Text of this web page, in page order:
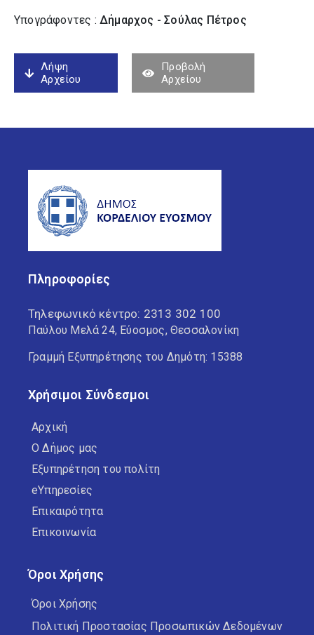
Υπογράφοντες : Δήμαρχος - Σούλας Πέτρος
Λήψη
Αρχείου
Προβολή
Αρχείου
Πληροφορίες
Τηλεφωνικό κέντρο: 2313 302 100
Παύλου Μελά 24, Εύοσμος, Θεσσαλονίκη
Γραμμή Εξυπηρέτησης του Δημότη: 15388
Χρήσιμοι Σύνδεσμοι
Αρχική
Ο Δήμος μας
Εξυπηρέτηση του πολίτη
eΥπηρεσίες
Επικαιρότητα
Επικοινωνία
Όροι Χρήσης
Όροι Χρήσης
Πολιτική Προστασίας Προσωπικών Δεδομένων